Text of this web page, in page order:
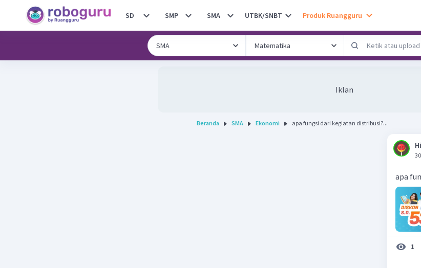
SD SMP SMA UTBK/SNBT Produk Ruangguru
Iklan
Beranda SMA Ekonomi apa fungsi dari kegiatan distribusi?...
apa
1